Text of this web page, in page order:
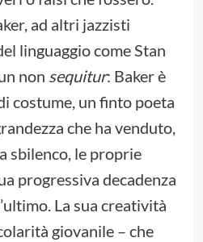
ad altri jazzisti
linguaggio come Stan
non sequitur: Baker è
costume, un finto poeta
che ha venduto,
sbilenco, le proprie
progressiva decadenza
La sua creatività
giovanile – che